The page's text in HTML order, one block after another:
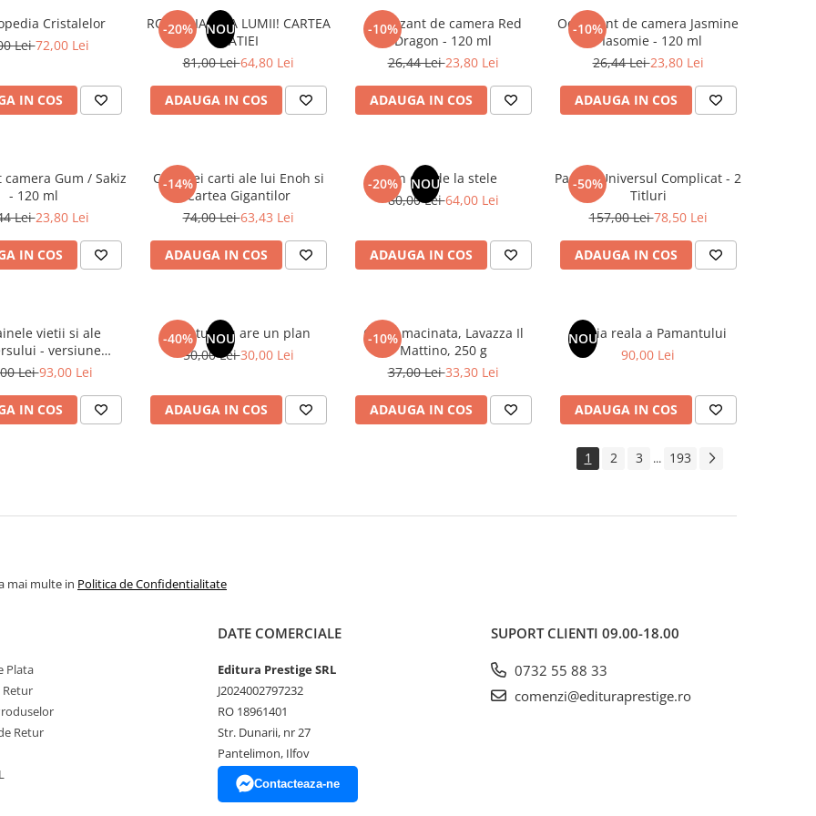
Cristalelor
Lei72,00 Lei
IN COS
-20% NOU
ROMANIA, AXA LUMII! CARTEA
NATIEI
81,00 Lei64,80 Lei
ADAUGA IN COS
-10%
Odorizant de camera Red
Dragon - 120 ml
26,44 Lei23,80 Lei
ADAUGA IN COS
-10%
Odorizant de camera Jasmine
/ Iasomie - 120 ml
26,44 Lei23,80 Lei
ADAUGA IN COS
Gum / Sakiz
- 120 ml
Lei23,80 Lei
IN COS
-14%
Cele trei carti ale lui Enoh si
Cartea Gigantilor
74,00 Lei63,43 Lei
ADAUGA IN COS
-20% NOU
Un dar de la stele
80,00 Lei64,00 Lei
ADAUGA IN COS
-50%
Pachet Universul Complicat - 2
Titluri
157,00 Lei78,50 Lei
ADAUGA IN COS
vietii si ale
- versiune
1939. Volumele I-
Lei93,00 Lei
IN COS
-40% NOU
Sufletul tau are un plan
50,00 Lei30,00 Lei
ADAUGA IN COS
-10%
Cafea macinata, Lavazza Il
Mattino, 250 g
37,00 Lei33,30 Lei
ADAUGA IN COS
NOU
Istoria reala a Pamantului
90,00 Lei
ADAUGA IN COS
1 2 3 ... 193
mai multe in Politica de Confidentialitate
Plata
Retur
Retur
DATE COMERCIALE
Editura Prestige SRL
J2024002797232
RO 18961401
Str. Dunarii, nr 27
Pantelimon, Ilfov
Contacteaza-ne
SUPORT CLIENTI 09.00-18.00
0732 55 88 33
comenzi@edituraprestige.ro